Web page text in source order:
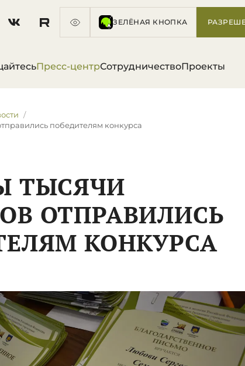
ЗЕЛЁНАЯ КНОПКА
Пресс-центрСотрудничествоПроекты
победителям конкурса
ТЫСЯЧИ
ОТПРАВИЛИСЬ
КОНКУРСА